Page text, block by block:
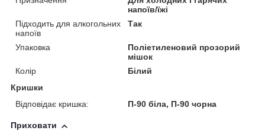
напоїв/їжі
Підходить для алкогольних
напоїв
Так
Упаковка
Поліетиленовий прозорий
мішок
Колір
Білий
Кришки
Відповідає кришка:
П-90 біла, П-90 чорна
Приховати